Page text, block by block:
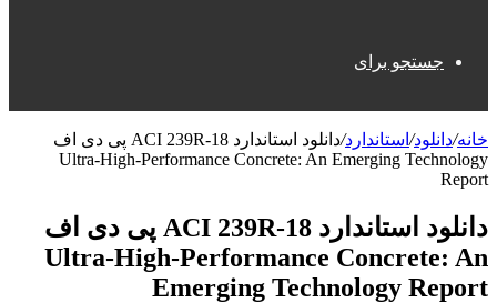
جستجو برای
خانه/دانلود/ استاندارد/
دانلود استاندارد ACI 239R-18 پی دی اف
Ultra-High-Performance Concrete: An Emerging Technology
Report
دانلود استاندارد ACI 239R-18 پی دی اف
Ultra-High-Performance Concrete: An
Emerging Technology Report